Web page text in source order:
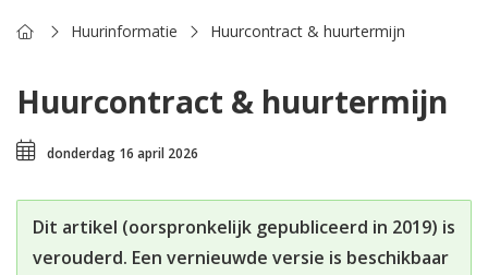
HomeHuurinformatie Huurcontract & huurtermijn
Huurcontract & huurtermijn
donderdag 16 april 2026
Dit artikel (oorspronkelijk gepubliceerd in 2019) is
verouderd. Een vernieuwde versie is beschikbaar